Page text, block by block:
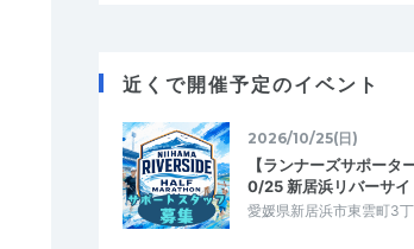
近くで開催予定のイベント
2026/10/25(日)
【ランナーズサポータ
0/25 新居浜リバーサ
愛媛県新居浜市東雲町3